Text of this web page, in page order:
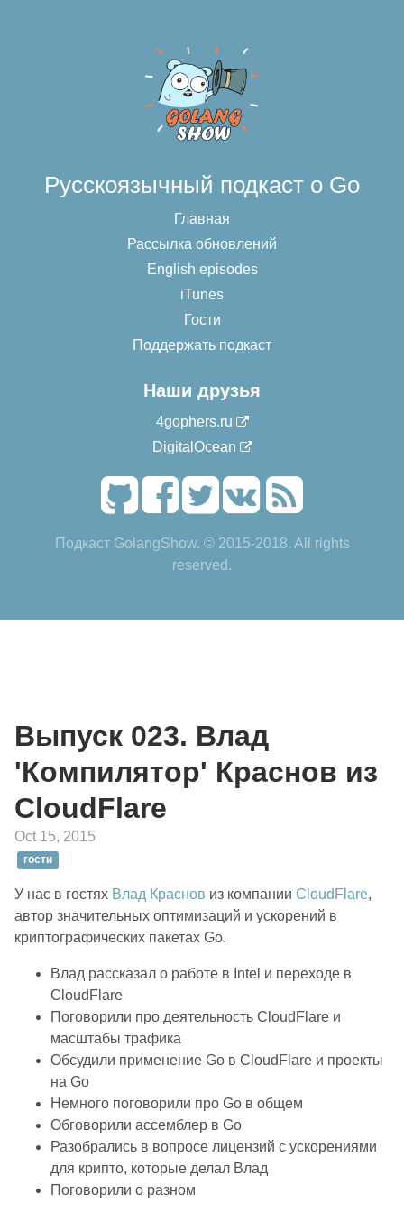
Русскоязычный подкаст о Go
Главная
Рассылка обновлений
English episodes
iTunes
Гости
Поддержать подкаст
Наши друзья
4gophers.ru
DigitalOcean
Подкаст GolangShow. © 2015-2018. All rights
reserved.
Выпуск 023. Влад
'Компилятор' Краснов из
CloudFlare
Oct 15, 2015
гости
У нас в гостях Влад Краснов из компании CloudFlare,
автор значительных оптимизаций и ускорений в
криптографических пакетах Go.
Влад рассказал о работе в Intel и переходе в
CloudFlare
Поговорили про деятельность CloudFlare и
масштабы трафика
Обсудили применение Go в CloudFlare и проекты
на Go
Немного поговорили про Go в общем
Обговорили ассемблер в Go
Разобрались в вопросе лицензий с ускорениями
для крипто, которые делал Влад
Поговорили о разном